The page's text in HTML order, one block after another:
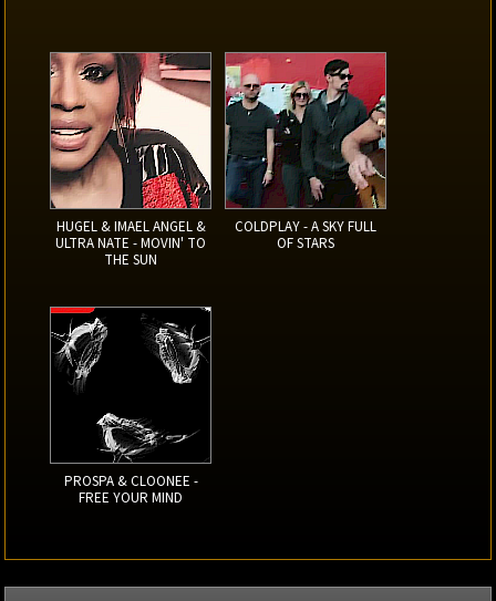
HUGEL & IMAEL ANGEL &
ULTRA NATE - MOVIN' TO
THE SUN
COLDPLAY - A SKY FULL
OF STARS
PROSPA & CLOONEE -
FREE YOUR MIND